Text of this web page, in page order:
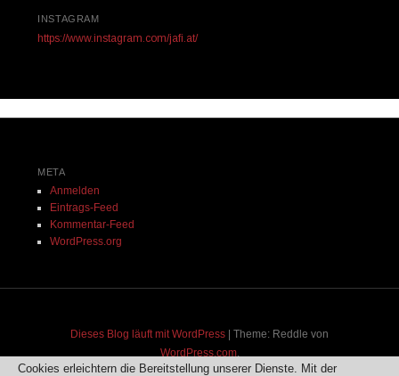
INSTAGRAM
https://www.instagram.com/jafi.at/
META
Anmelden
Eintrags-Feed
Kommentar-Feed
WordPress.org
Dieses Blog läuft mit WordPress | Theme: Reddle von
WordPress.com.
Cookies erleichtern die Bereitstellung unserer Dienste. Mit der